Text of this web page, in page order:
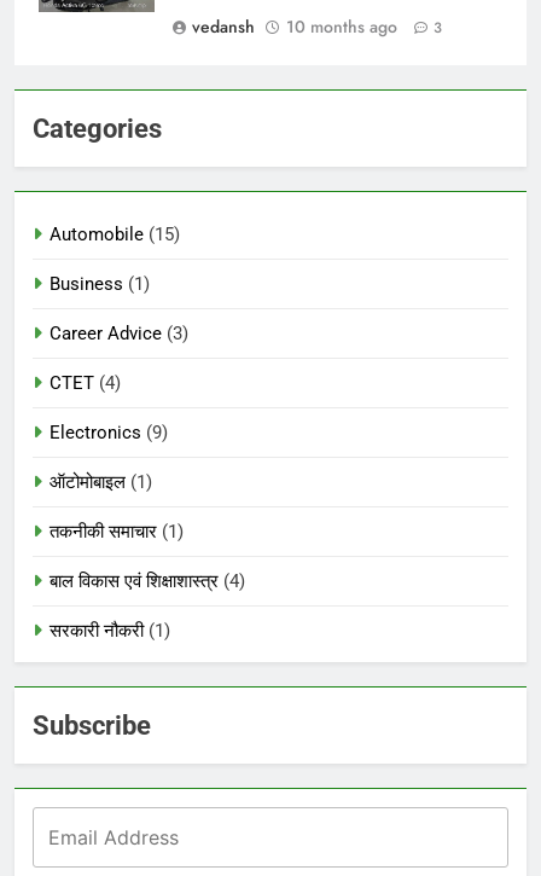
vedansh
10 months ago 3
Categories
Automobile (15)
Business (1)
Career Advice (3)
CTET (4)
Electronics (9)
ऑटोमोबाइल (1)
तकनीकी समाचार (1)
बाल विकास एवं शिक्षाशास्त्र (4)
सरकारी नौकरी(1)
Subscribe